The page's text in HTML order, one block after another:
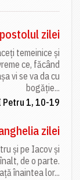
zilei
temeinice și
ce, făcând
vi se va da cu
bogăție...
Petru 1, 10-19
zilei
și pe Iacov și
de o parte.
înaintea lor...